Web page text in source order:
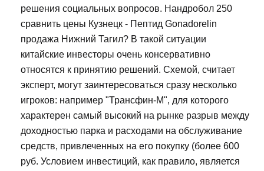
решения социальных вопросов. Нандробол 250
сравнить цены Кузнецк - Пептид Gonadorelin
продажа Нижний Тагил? В такой ситуации
китайские инвесторы очень консервативно
относятся к принятию решений. Схемой, считает
эксперт, могут заинтересоваться сразу несколько
игроков: например "Трансфин-М", для которого
характерен самый высокий на рынке разрыв между
доходностью парка и расходами на обслуживание
средств, привлеченных на его покупку (более 600
руб. Условием инвестиций, как правило, является